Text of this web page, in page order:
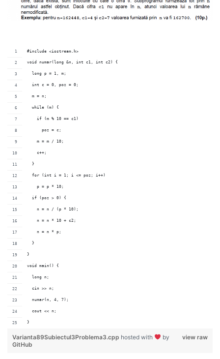
#include <iostream.h>
void numar(long &n, int c1, int c2) {
  long p = 1, m;
  int c = 0, poz = 0;
  m = n;
  while (m) {
    if (m % 10 == c1)
      poz = c;
    m = m / 10;
    c++;
  }
  for (int i = 1; i <= poz; i++)
    p = p * 10;
  if (poz > 0) {
    n = n / (p * 10);
    n = n * 10 + c2;
    n = n * p;
  }
}
void main() {
  long n;
  cin >> n;
  numar(n, 4, 7);
  cout << n;
}
view raw
Varianta89Subiectul3Problema3.cpp hosted with
by
GitHub